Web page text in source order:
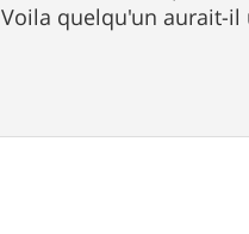
Voila quelqu'un aurait-il